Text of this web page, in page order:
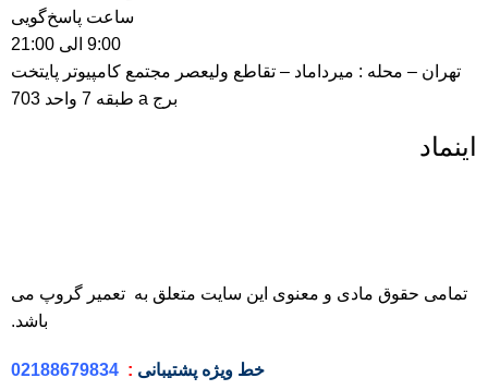
ساعت پاسخ‌گویی
9:00 الی 21:00
تهران – محله : میرداماد – تقاطع ولیعصر مجتمع کامپیوتر پایتخت
برج a طبقه 7 واحد 703
اینماد
تمامی حقوق مادی و معنوی این سایت متعلق به تعمیر گروپ می
باشد.
خط ویژه پشتیبانی :
02188679834